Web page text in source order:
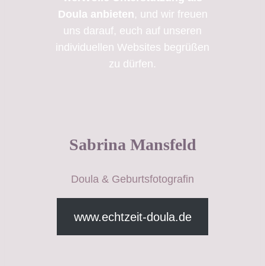
Doula anbieten, und wir freuen
uns darauf, euch auf unseren
individuellen Websites begrüßen
zu dürfen.
Sabrina Mansfeld
Doula & Geburtsfotografin
www.echtzeit-doula.de